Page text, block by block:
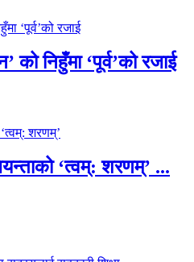
को निहुँमा ‘पूर्व’को रजाई
‘त्वम्: शरणम्’ ...